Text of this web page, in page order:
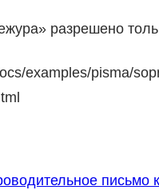
разрешено
examples/pisma/
письмо